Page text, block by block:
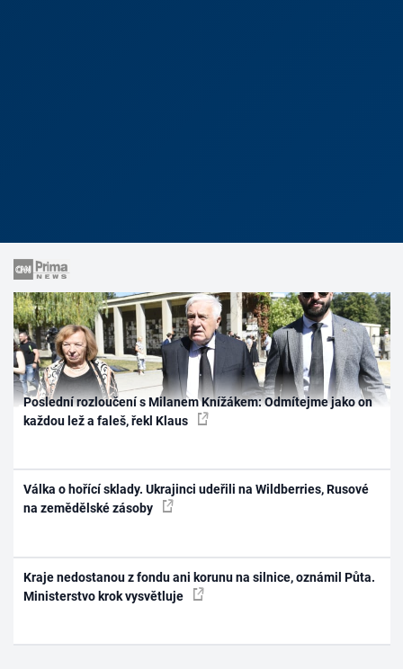
Poslední rozloučení s Milanem Knížákem: Odmítejme jako on
každou lež a faleš, řekl Klaus
Válka o hořící sklady. Ukrajinci udeřili na Wildberries, Rusové
na zemědělské zásoby
Kraje nedostanou z fondu ani korunu na silnice, oznámil Půta.
Ministerstvo krok vysvětluje